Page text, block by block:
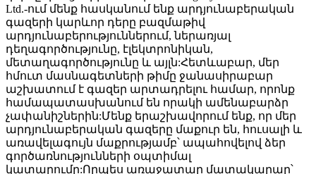
Ltd.-ում մենք հասկանում ենք արդյունաբերական
գազերի կարևոր դերը բազմաթիվ
արդյունաբերություններում, ներառյալ
դեղագործությունը, էլեկտրոնիկան,
մետաղագործությունը և այլն:Հետևաբար, մեր
հմուտ մասնագետների թիմը ջանասիրաբար
աշխատում է գազեր արտադրելու համար, որոնք
համապատասխանում են որակի ամենաբարձր
չափանիշներին:Մենք երաշխավորում ենք, որ մեր
արդյունաբերական գազերը մաքուր են, հուսալի և
առավելագույն մաքրությամբ՝ ապահովելով ձեր
գործառնությունների օպտիմալ
կատարումը:Որպես առաջատար մատակարար՝